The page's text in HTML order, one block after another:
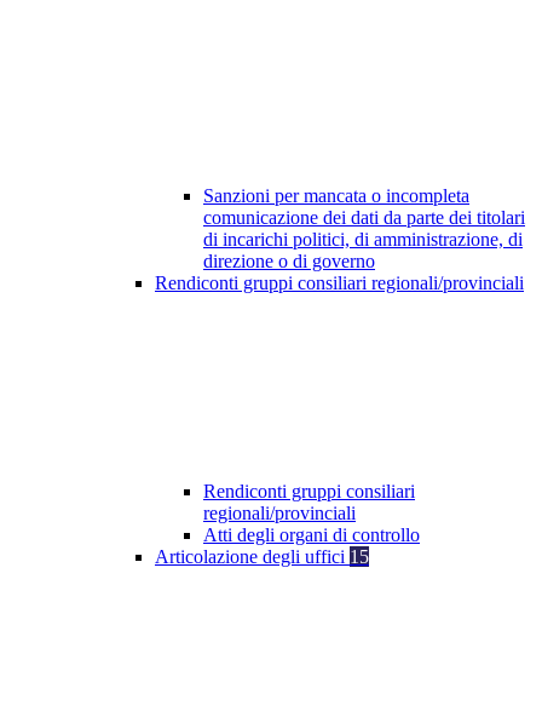
Sanzioni per mancata o incompleta
comunicazione dei dati da parte dei titolari
di incarichi politici, di amministrazione, di
direzione o di governo
Rendiconti gruppi consiliari regionali/provinciali
Rendiconti gruppi consiliari
regionali/provinciali
Atti degli organi di controllo
Articolazione degli uffici 15